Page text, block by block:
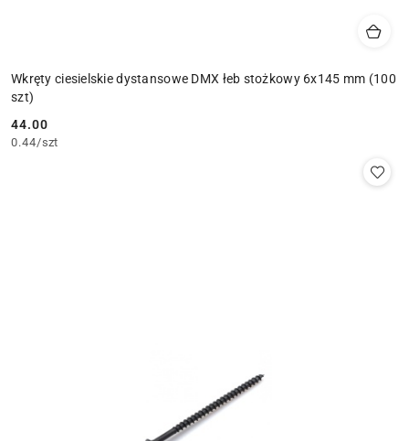
Wkręty ciesielskie dystansowe DMX łeb stożkowy 6x145 mm (100
szt)
Cena:
44.00
0.44/szt